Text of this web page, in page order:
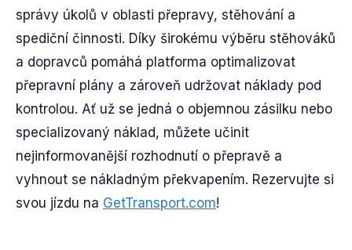
správy úkolů v oblasti přepravy, stěhování a
spediční činnosti. Díky širokému výběru stěhováků
a dopravců pomáhá platforma optimalizovat
přepravní plány a zároveň udržovat náklady pod
kontrolou. Ať už se jedná o objemnou zásilku nebo
specializovaný náklad, můžete učinit
nejinformovanější rozhodnutí o přepravě a
vyhnout se nákladným překvapením. Rezervujte si
svou jízdu na GetTransport.com!